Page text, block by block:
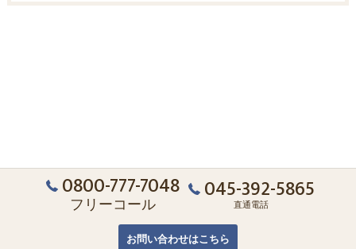
0800-777-7048
フリーコール 045-392-5865
直通電話
お問い合わせはこちら